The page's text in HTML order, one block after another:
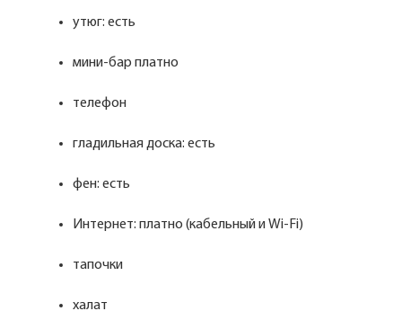
утюг: есть
мини-бар платно
телефон
гладильная доска: есть
фен: есть
Интернет: платно (кабельный и Wi-Fi)
тапочки
халат